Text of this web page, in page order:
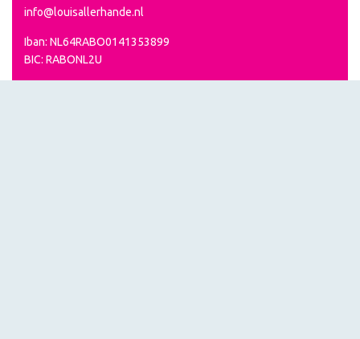
info@louisallerhande.nl
Iban: NL64RABO0141353899
BIC: RABONL2U